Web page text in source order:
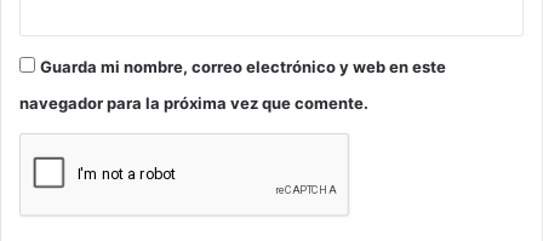
Guarda mi nombre, correo electrónico y web en este
navegador para la próxima vez que comente.